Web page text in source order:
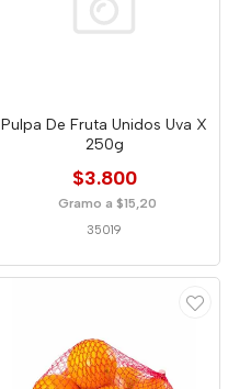
Pulpa De Fruta Unidos Uva X
250g
$3.800
Gramo a $15,20
35019